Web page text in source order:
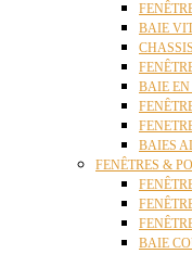
BAIE
BAIE
BAIES
FENÊTRES &
BAIE